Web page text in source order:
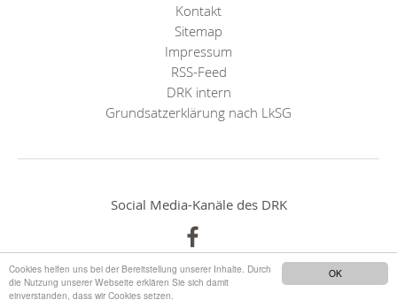
OK
Cookies helfen uns bei der Bereitstellung unserer Inhalte. Durch
die Nutzung unserer Webseite erklären Sie sich damit
einverstanden, dass wir Cookies setzen.
Kontakt
Sitemap
Impressum
RSS-Feed
DRK intern
Grundsatzerklärung nach LkSG
Social Media-Kanäle des DRK